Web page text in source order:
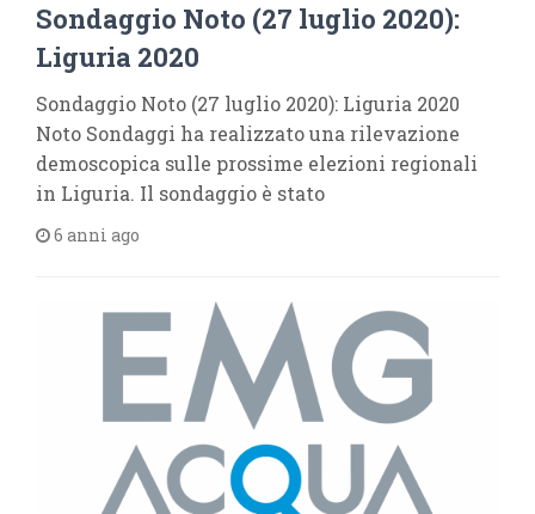
Sondaggio Noto (27 luglio 2020):
Liguria 2020
Sondaggio Noto (27 luglio 2020): Liguria 2020
Noto Sondaggi ha realizzato una rilevazione
demoscopica sulle prossime elezioni regionali
in Liguria. Il sondaggio è stato
6 anni ago